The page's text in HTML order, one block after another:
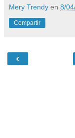
Mery Trendy en 8/
Compartir
‹